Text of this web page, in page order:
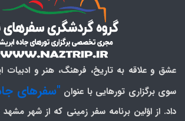
عشق و علاقه به تاریخ، فرهنگ، هنر و ادبیات
سوی برگزاری تورهایی با عنوان "سفرهای
داد. از اوّلین برنامه سفر زمینی که از شهر